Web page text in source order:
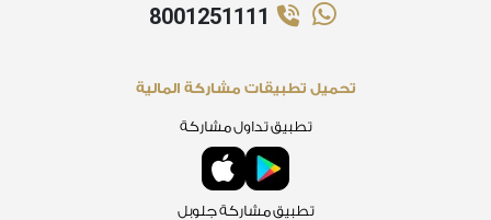
8001251111
تحميل تطبيقات مشاركة المالية
تطبيق تداول مشاركة
تطبيق مشاركة جلوبل